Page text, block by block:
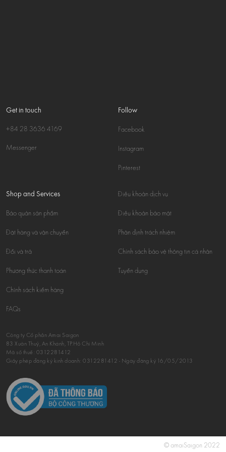
Get in touch
+84 28 3636 4169
Messenger
Follow
Facebook
Instagram
Pinterest
Shop and Services
Bảo quản sản phẩm
Đặt hàng và vận chuyển
Đổi và trả
Phương thức thanh toán
Chính sách kiểm hàng
FAQs
Điều khoản dịch vụ
Điều khoản bảo mật
Phân định trách nhiệm
Chính sách bảo vệ thông tin cá nhân
Tuyển dụng
Công ty Cổ phần Amai Saigon
83 Xuân Thuỷ, An Khánh, TP.Hồ Chí Minh
Mã số thuế: 0312281412
Giấy phép đăng ký kinh doanh: 0312281412 - Ngày đăng ký 16/05/2013
© amaiSaigon 2022